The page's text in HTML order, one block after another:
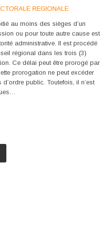
REGIONALE
au moins des sièges d’un
ou pour toute autre cause est
administrative. Il est procédé
régional dans les trois (3)
Ce délai peut être prorogé par
prorogation ne peut excéder
public. Toutefois, il n’est